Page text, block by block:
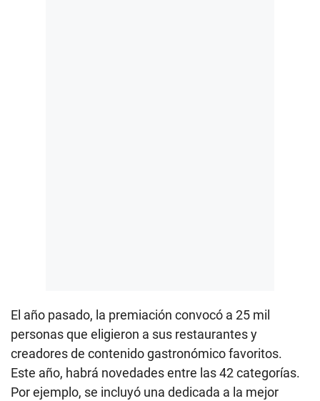
El año pasado, la premiación convocó a 25 mil
personas que eligieron a sus restaurantes y
creadores de contenido gastronómico favoritos.
Este año, habrá novedades entre las 42 categorías.
Por ejemplo, se incluyó una dedicada a la mejor